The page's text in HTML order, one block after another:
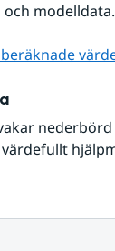
modelldata.